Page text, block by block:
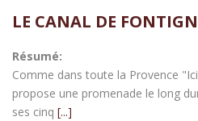
LE CANAL DE
Résumé:
Comme dans toute la Provence "Ici
propose une promenade le long
ses cinq [...]